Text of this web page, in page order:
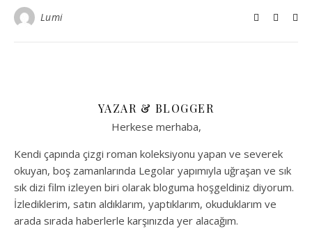
Lumi
YAZAR & BLOGGER
Herkese merhaba,
Kendi çapında çizgi roman koleksiyonu yapan ve severek
okuyan, boş zamanlarında Legolar yapımıyla uğraşan ve sık
sık dizi film izleyen biri olarak bloguma hoşgeldiniz diyorum.
İzlediklerim, satın aldıklarım, yaptıklarım, okuduklarım ve
arada sırada haberlerle karşınızda yer alacağım.